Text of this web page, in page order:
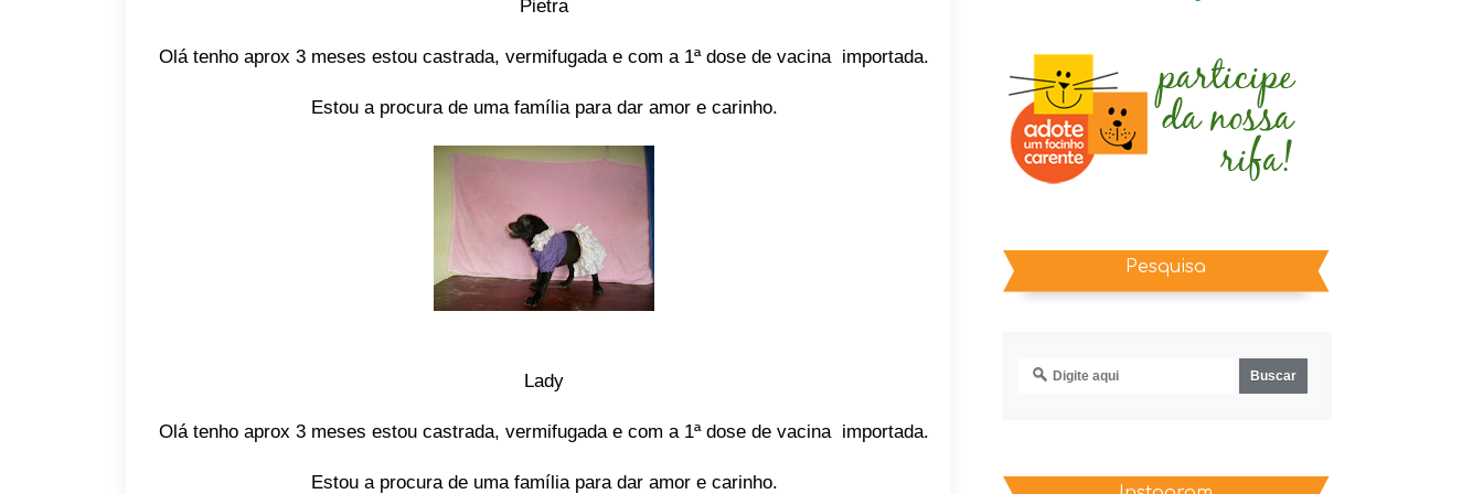
Pietra
Olá tenho aprox 3 meses estou castrada, vermifugada e com a 1ª dose de vacina importada.
Estou a procura de uma família para dar amor e carinho.
Lady
Olá tenho aprox 3 meses estou castrada, vermifugada e com a 1ª dose de vacina importada.
Estou a procura de uma família para dar amor e carinho.
Pesquisa